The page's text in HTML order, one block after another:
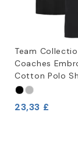
Team
Coaches
Cotton Polo
23,33 £